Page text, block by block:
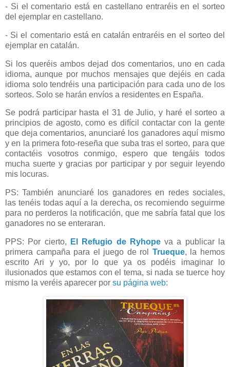
- Si el comentario está en castellano entraréis en el sorteo
del ejemplar en castellano.
- Si el comentario está en catalán entraréis en el sorteo del
ejemplar en catalán.
Si los queréis ambos dejad dos comentarios, uno en cada
idioma, aunque por muchos mensajes que dejéis en cada
idioma solo tendréis una participación para cada uno de los
sorteos. Solo se harán envíos a residentes en España.
Se podrá participar hasta el 31 de Julio, y haré el sorteo a
principios de agosto, como es difícil contactar con la gente
que deja comentarios, anunciaré los ganadores aquí mismo
y en la primera foto-reseña que suba tras el sorteo, para que
contactéis vosotros conmigo, espero que tengáis todos
mucha suerte y gracias por participar y por seguir leyendo
mis locuras.
PS: También anunciaré los ganadores en redes sociales,
las tenéis todas aquí a la derecha, os recomiendo seguirme
para no perderos la notificación, que me sabría fatal que los
ganadores no se enteraran.
PPS: Por cierto, El Refugio de Ryhopeva a publicar la
primera campaña para el juego de rol Trueque, la hemos
escrito Ari y yo, por lo que ya os podéis imaginar lo
ilusionados que estamos con el tema, si nada se tuerce hoy
mismo la veréis aparecer por su página web: